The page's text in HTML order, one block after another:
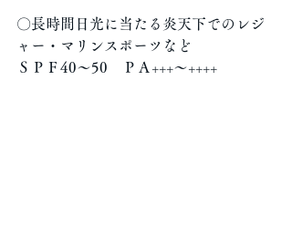
〇長時間日光に当たる炎天下でのレジ
ャー・マリンスポーツなど
ＳＰＦ40～50　ＰＡ+++～++++